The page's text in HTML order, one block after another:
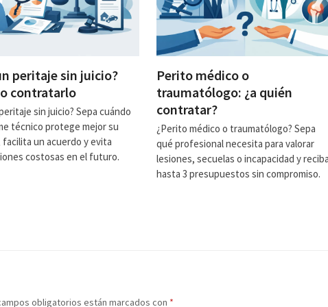
peritaje sin juicio?
contratarlo
sin juicio? Sepa cuándo
técnico protege mejor su
un acuerdo y evita
costosas en el futuro.
Perito médico o
traumatólogo: ¿a quién
contratar?
¿Perito médico o traumatólogo? Sepa
qué profesional necesita para valorar
lesiones, secuelas o incapacidad y
hasta 3 presupuestos sin compromiso.
obligatorios están marcados con *